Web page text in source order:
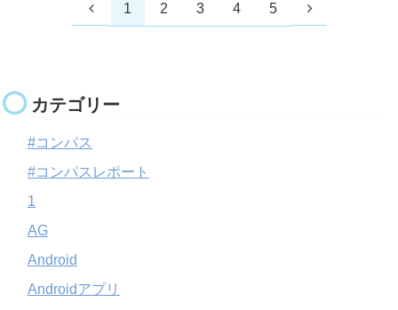
1 2 3 4 5
カテゴリー
#コンパス
#コンパスレポート
1
AG
Android
Androidアプリ